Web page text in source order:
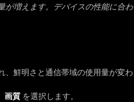
増えます。デバイスの性能に合わ
鮮明さと通信帯域の使用量が変わ
画質 を選択します。